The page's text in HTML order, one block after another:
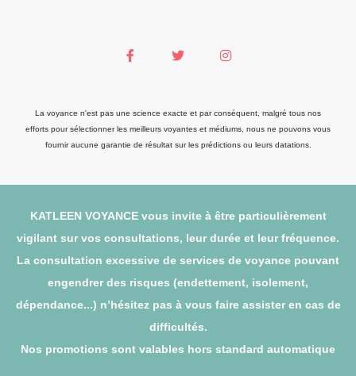
La voyance n'est pas une science exacte et par conséquent, malgré tous nos
efforts pour sélectionner les meilleurs voyantes et médiums, nous ne pouvons vous
fournir aucune garantie de résultat sur les prédictions ou leurs datations.
KATLEEN VOYANCE vous invite à être particulièrement
vigilant sur vos consultations, leur durée et leur fréquence.
La consultation excessive de services de voyance pouvant
engendrer des risques (endettement, isolement,
dépendance...) n’hésitez pas à vous faire assister en cas de
difficultés.
Nos promotions sont valables hors standard automatique